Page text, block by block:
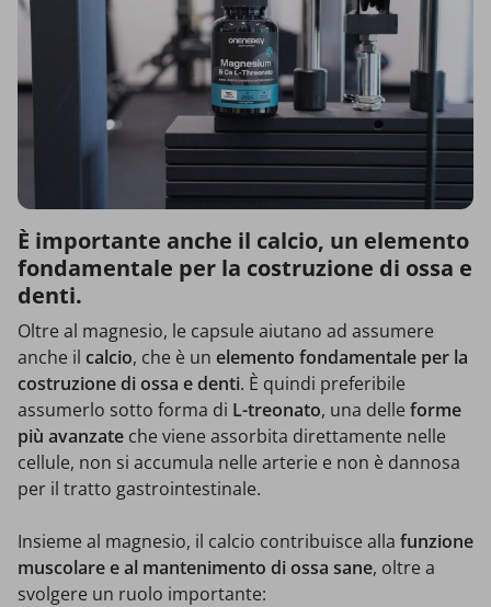
È importante anche il calcio, un elemento
fondamentale per la costruzione di ossa e
denti.
Oltre al magnesio, le capsule aiutano ad assumere
anche il calcio, che è un elemento fondamentale per la
costruzione di ossa e denti. È quindi preferibile
assumerlo sotto forma di L-treonato, una delle forme
più avanzate che viene assorbita direttamente nelle
cellule, non si accumula nelle arterie e non è dannosa
per il tratto gastrointestinale.
Insieme al magnesio, il calcio contribuisce alla funzione
muscolare e al mantenimento di ossa sane, oltre a
svolgere un ruolo importante: